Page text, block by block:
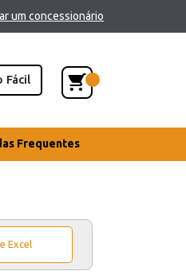
um concessionário
Fácil
Frequentes
Excel